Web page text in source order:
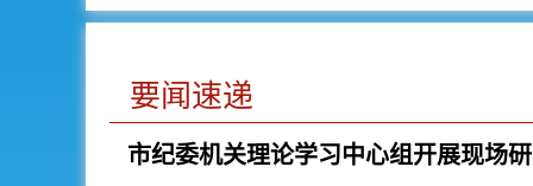
要闻速递
市纪委机关理论学习中心组开展现场